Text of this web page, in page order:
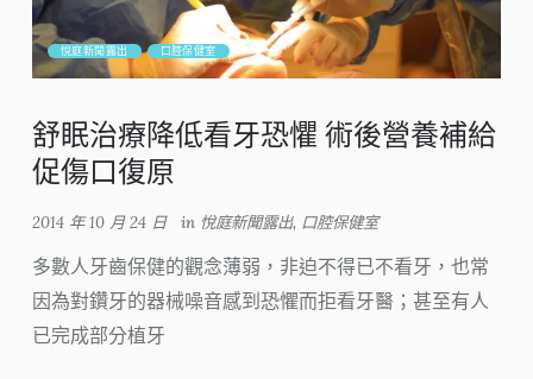
悅庭新聞露出 口腔保健室
舒眠治療降低看牙恐懼 術後營養補給
促傷口復原
2014 年 10 月 24 日 in 悅庭新聞露出, 口腔保健室
多數人牙齒保健的觀念薄弱，非迫不得已不看牙，也常
因為對鑽牙的器械噪音感到恐懼而拒看牙醫；甚至有人
已完成部分植牙